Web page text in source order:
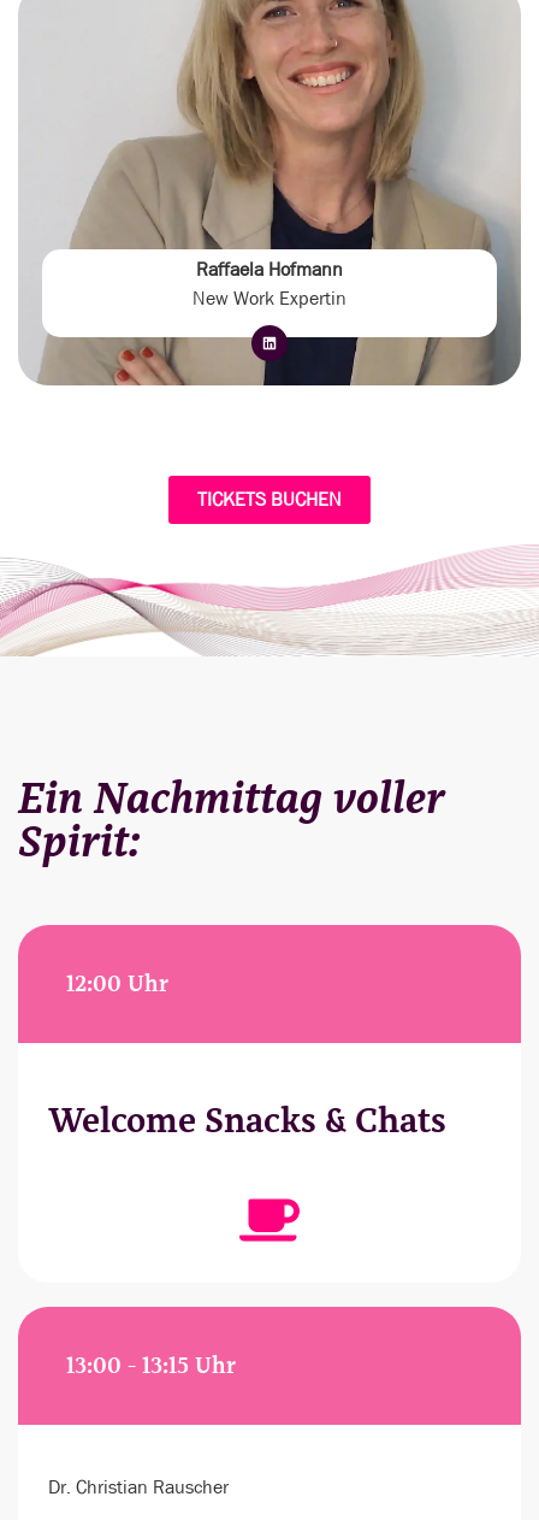
Raffaela Hofmann
New Work Expertin
TICKETS BUCHEN
Ein Nachmittag voller
Spirit:
12:00 Uhr
Welcome Snacks & Chats
13:00 - 13:15 Uhr
Dr. Christian Rauscher